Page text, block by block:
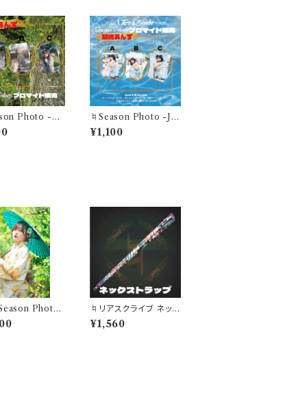
Photo -M
あんずブロマ
♮Season Photo -Jul
- "煌めくこの一瞬が 夏
色に溶けていく"胡桃あ
¥1,100
Photo-
衣~透き通る
こえる この場
♮リアスクライブ ネック
ストラップ
¥1,560